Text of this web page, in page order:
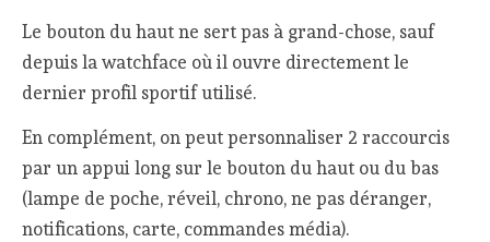
Le bouton du haut ne sert pas à grand-chose, sauf
depuis la watchface où il ouvre directement le
dernier profil sportif utilisé.
En complément, on peut personnaliser 2 raccourcis
par un appui long sur le bouton du haut ou du bas
(lampe de poche, réveil, chrono, ne pas déranger,
notifications, carte, commandes média).